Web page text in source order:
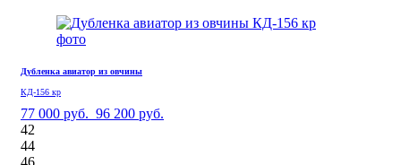
Дубленка авиатор из овчины
КД-156 кр
77 000 руб. 96 200 руб.
42
44